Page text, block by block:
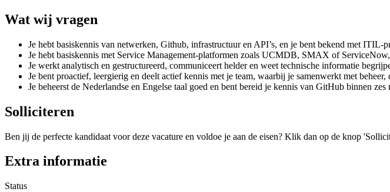
Wat wij vragen
Je hebt basiskennis van netwerken, Github, infrastructuur en API’s, en je bent bekend met ITIL-
Je hebt basiskennis met Service Management-platformen zoals UCMDB, SMAX of
Je werkt analytisch en gestructureerd, communiceert helder en weet technische informatie
Je bent proactief, leergierig en deelt actief kennis met je team, waarbij je samenwerkt met beheer,
Je beheerst de Nederlandse en Engelse taal goed en bent bereid je kennis van GitHub binnen
Solliciteren
Ben jij de perfecte kandidaat voor deze vacature en voldoe je aan de eisen? Klik dan op de knop
Extra informatie
Status